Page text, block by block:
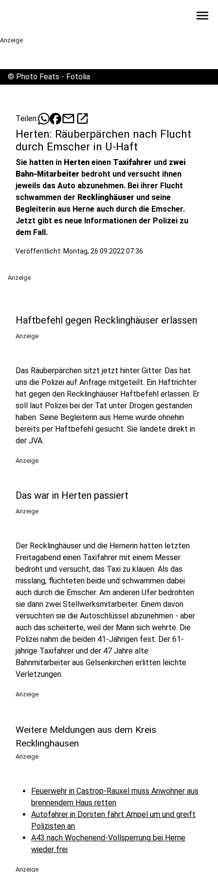
menu
Anzeige
© Photo Feats - Fotolia
Teilen: mailopen_in_new
Herten: Räuberpärchen nach Flucht
durch Emscher in U-Haft
Sie hatten in Herten einen Taxifahrer und zwei
Bahn-Mitarbeiter bedroht und versucht ihnen
jeweils das Auto abzunehmen. Bei ihrer Flucht
schwammen der Recklinghäuser und seine
Begleiterin aus Herne auch durch die Emscher.
Jetzt gibt es neue Informationen der Polizei zu
dem Fall.
Veröffentlicht: Montag, 26.09.2022 07:36
Anzeige
Haftbefehl gegen Recklinghäuser erlassen
Anzeige
Das Räuberpärchen sitzt jetzt hinter Gitter. Das hat
uns die Polizei auf Anfrage mitgeteilt. Ein Haftrichter
hat gegen den Recklinghäuser Haftbefehl erlassen. Er
soll laut Polizei bei der Tat unter Drogen gestanden
haben. Seine Begleiterin aus Herne wurde ohnehin
bereits per Haftbefehl gesucht. Sie landete direkt in
der JVA.
Anzeige
Das war in Herten passiert
Anzeige
Der Recklinghäuser und die Hernerin hatten letzten
Freitagabend einen Taxifahrer mit einem Messer
bedroht und versucht, das Taxi zu klauen. Als das
misslang, flüchteten beide und schwammen dabei
auch durch die Emscher. Am anderen Ufer bedrohten
sie dann zwei Stellwerksmitarbeiter. Einem davon
versuchten sie die Autoschlüssel abzunehmen - aber
auch das scheiterte, weil der Mann sich wehrte. Die
Polizei nahm die beiden 41-Jährigen fest. Der 61-
jährige Taxifahrer und der 47 Jahre alte
Bahnmitarbeiter aus Gelsenkirchen erlitten leichte
Verletzungen.
Anzeige
Weitere Meldungen aus dem Kreis
Recklinghausen
Anzeige
Feuerwehr in Castrop-Rauxel muss Anwohner aus
brennendem Haus retten
Autofahrer in Dorsten fährt Ampel um und greift
Polizisten an
A43 nach Wochenend-Vollsperrung bei Herne
wieder frei
Anzeige